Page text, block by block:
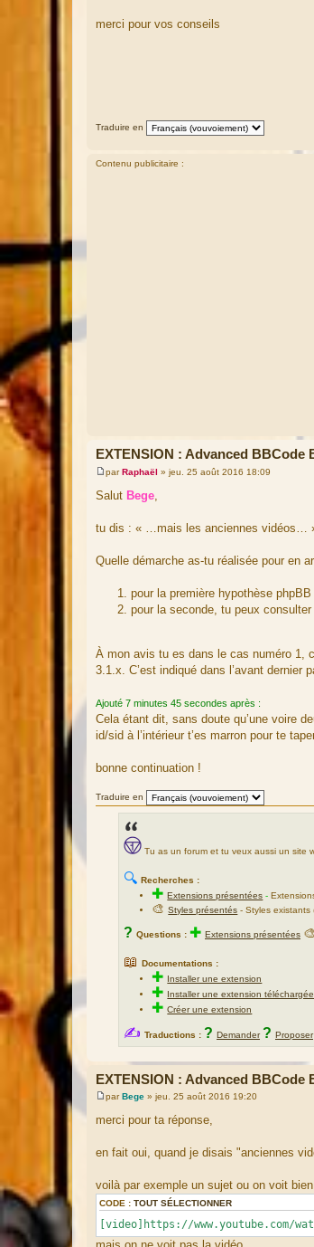
merci pour vos conseils
Traduire en
Contenu publicitaire :
EXTENSION : Advanced BBCode
M
e
s
g
parRaphaël » jeu. 25 août 2016 18:09
Salut Bege
tu dis : « …mais les anciennes vidéos…
Quelle démarche as-tu réalisée pour en
pour la première hypothèse
pour la seconde, tu peux
À mon avis tu es dans le cas numéro 1,
3.1.x. C’est indiqué dans l’avant dernier
Ajouté 7 minutes 45 secondes après :
Cela étant dit, sans doute qu’une voire
id/sid à l’intérieur t’es marron pour te
bonne continuation !
Traduire en
Tu as un forum et tu veux aussi un site
🔍 Recherches :
✚Extensions présentées -
🎨Styles présentés - Styles existants
? Questions : ✚ Extensions présentées 🎨
📖 Documentations :
✚ Installer une extension
✚ Installer une extension
✚Créer une extension
✍ Traductions : ? Demander ? Proposer
EXTENSION : Advanced BBCode
e
s
a
g
par Bege » jeu. 25 août 2016 19:20
merci pour ta réponse,
en fait oui, quand je disais "anciennes
voilà par exemple un sujet ou on voit
CODE : TOUT SÉLECTIONNER
[video]https://www.youtube.com/